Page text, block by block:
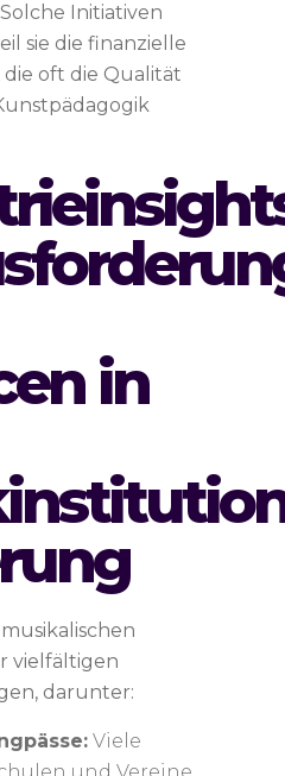
Initiativen
sie die finanzielle
die oft die Qualität
in
vielfältigen
darunter:
Viele